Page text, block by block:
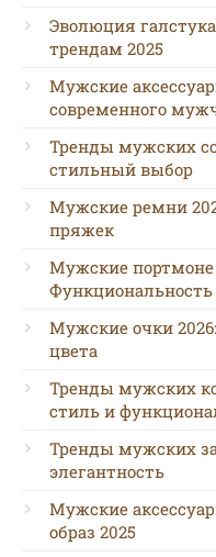
Эволюция
трендам 2025
Мужские
современного
Тренды мужских
стильный выбор
Мужские ремни
пряжек
Мужские портмоне
Мужские очки
цвета
Тренды мужских
стиль и
Тренды мужских
элегантность
Мужские
образ 2025